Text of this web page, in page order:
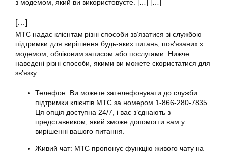
з модемом, який ви використовуєте. […] […]
[…]
МТС надає клієнтам різні способи зв’язатися зі службою
підтримки для вирішення будь-яких питань, пов’язаних з
модемом, обліковим записом або послугами. Нижче
наведені різні способи, якими ви можете скористатися для
зв’язку:
Телефон: Ви можете зателефонувати до служби
підтримки клієнтів МТС за номером 1-866-280-7835.
Ця опція доступна 24/7, і вас з’єднають з
представником, який зможе допомогти вам у
вирішенні вашого питання.
Живий чат: МТС пропонує функцію живого чату на